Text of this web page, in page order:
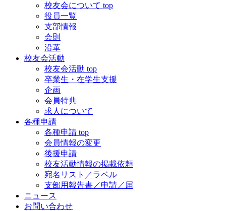
校友会について top
役員一覧
支部情報
会則
沿革
校友会活動
校友会活動 top
卒業生・在学生支援
企画
会員特典
求人について
各種申請
各種申請 top
会員情報の変更
後援申請
校友活動情報の掲載依頼
宛名リスト／ラベル
支部用報告書／申請／届
ニュース
お問い合わせ